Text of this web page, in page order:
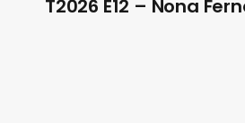
T2026 E12 – Nona